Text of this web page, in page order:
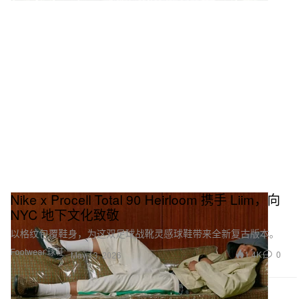
Footwear 球鞋
Nike x Procell Total 90 Heirloom 携手 Liim，向
NYC 地下文化致敬
以格纹包覆鞋身，为这双足球战靴灵感球鞋带来全新复古版本。
May 13, 2026 1.4K 0